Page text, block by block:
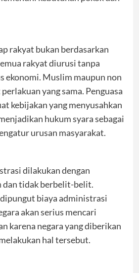
rakyat bukan berdasarkan
rakyat diurusi tanpa
ekonomi. Muslim maupun non
yang sama. Penguasa
kebijakan yang menyusahkan
hukum syara sebagai
urusan masyarakat.
dilakukan dengan
dan tidak berbelit-belit.
biaya administrasi
akan serius mencari
karena negara yang diberikan
hal tersebut.